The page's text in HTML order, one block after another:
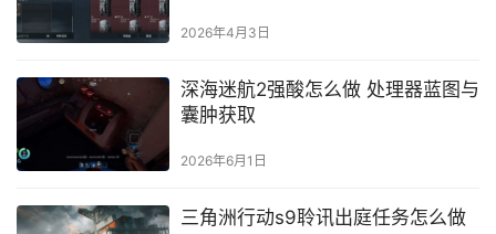
2026年4月3日
深海迷航2强酸怎么做 处理器蓝图与
囊肿获取
2026年6月1日
三角洲行动s9聆讯出庭任务怎么做